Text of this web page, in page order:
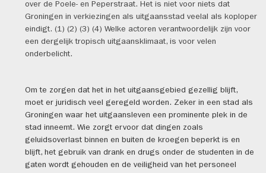
over de Poele- en Peperstraat. Het is niet voor niets dat
Groningen in verkiezingen als uitgaansstad veelal als koploper
eindigt. (1) (2) (3) (4) Welke actoren verantwoordelijk zijn voor
een dergelijk tropisch uitgaansklimaat, is voor velen
onderbelicht.
Om te zorgen dat het in het uitgaansgebied gezellig blijft,
moet er juridisch veel geregeld worden. Zeker in een stad als
Groningen waar het uitgaansleven een prominente plek in de
stad inneemt. Wie zorgt ervoor dat dingen zoals
geluidsoverlast binnen en buiten de kroegen beperkt is en
blijft, het gebruik van drank en drugs onder de studenten in de
gaten wordt gehouden en de veiligheid van het personeel